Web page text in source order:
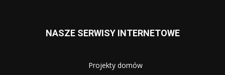
NASZE SERWISY INTERNETOWE
Projekty domów